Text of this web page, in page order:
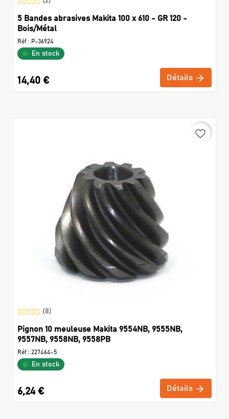
5 Bandes abrasives Makita 100 x 610 - GR 120 -
Bois/Métal
Réf : P-36924
En stock
14,40 € Détails
favorite_border
(8)
Pignon 10 meuleuse Makita 9554NB, 9555NB,
9557NB, 9558NB, 9558PB
Réf : 227464-5
En stock
6,24 € Détails